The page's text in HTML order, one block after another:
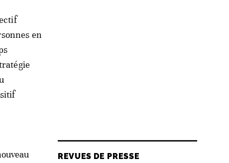
en
REVUES DE PRESSE